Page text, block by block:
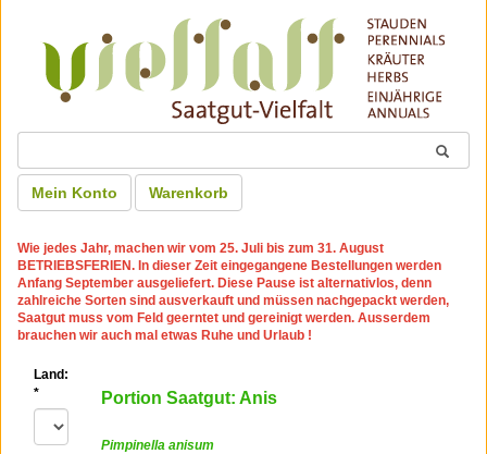
Mein Konto Warenkorb
Wie jedes Jahr, machen wir vom 25. Juli bis zum 31. August
BETRIEBSFERIEN. In dieser Zeit eingegangene Bestellungen werden
Anfang September ausgeliefert. Diese Pause ist alternativlos, denn
zahlreiche Sorten sind ausverkauft und müssen nachgepackt werden,
Saatgut muss vom Feld geerntet und gereinigt werden. Ausserdem
brauchen wir auch mal etwas Ruhe und Urlaub !
Land:
*
Portion Saatgut: Anis
Pimpinella anisum